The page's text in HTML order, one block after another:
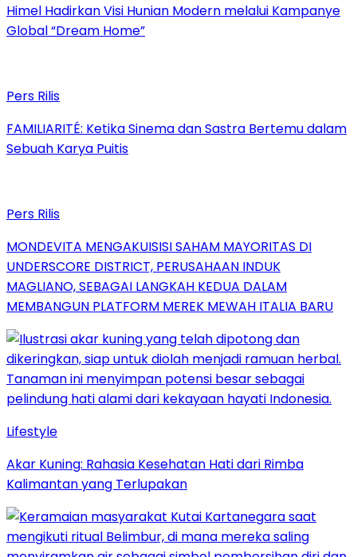
Himel Hadirkan Visi Hunian Modern melalui Kampanye
Global “Dream Home”
Pers Rilis
FAMILIARITÉ: Ketika Sinema dan Sastra Bertemu dalam
Sebuah Karya Puitis
Pers Rilis
MONDEVITA MENGAKUISISI SAHAM MAYORITAS DI
UNDERSCORE DISTRICT, PERUSAHAAN INDUK
MAGLIANO, SEBAGAI LANGKAH KEDUA DALAM
MEMBANGUN PLATFORM MEREK MEWAH ITALIA BARU
Lifestyle
Akar Kuning: Rahasia Kesehatan Hati dari Rimba
Kalimantan yang Terlupakan